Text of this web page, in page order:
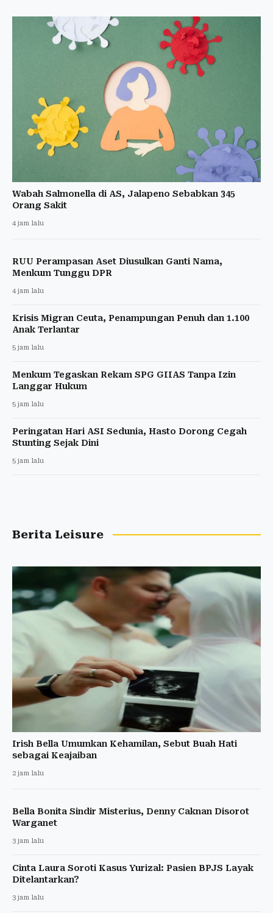
Wabah Salmonella di AS, Jalapeno Sebabkan 345
Orang Sakit
4 jam lalu
RUU Perampasan Aset Diusulkan Ganti Nama,
Menkum Tunggu DPR
4 jam lalu
Krisis Migran Ceuta, Penampungan Penuh dan 1.100
Anak Terlantar
5 jam lalu
Menkum Tegaskan Rekam SPG GIIAS Tanpa Izin
Langgar Hukum
5 jam lalu
Peringatan Hari ASI Sedunia, Hasto Dorong Cegah
Stunting Sejak Dini
5 jam lalu
Berita Leisure
Irish Bella Umumkan Kehamilan, Sebut Buah Hati
sebagai Keajaiban
2 jam lalu
Bella Bonita Sindir Misterius, Denny Caknan Disorot
Warganet
3 jam lalu
Cinta Laura Soroti Kasus Yurizal: Pasien BPJS Layak
Ditelantarkan?
3 jam lalu